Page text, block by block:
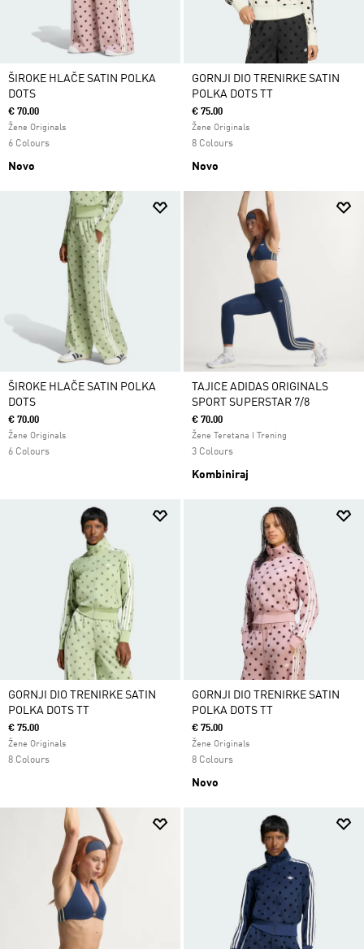
ŠIROKE HLAČE SATIN POLKA
DOTS
€ 70.00
Žene Originals
6 Colours
Novo
GORNJI DIO TRENIRKE SATIN
POLKA DOTS TT
€ 75.00
Žene Originals
8 Colours
Novo
ŠIROKE HLAČE SATIN POLKA
DOTS
€ 70.00
Žene Originals
6 Colours
TAJICE ADIDAS ORIGINALS
SPORT SUPERSTAR 7/8
€ 70.00
Žene Teretana I Trening
3 Colours
Kombiniraj
GORNJI DIO TRENIRKE SATIN
POLKA DOTS TT
€ 75.00
Žene Originals
8 Colours
GORNJI DIO TRENIRKE SATIN
POLKA DOTS TT
€ 75.00
Žene Originals
8 Colours
Novo